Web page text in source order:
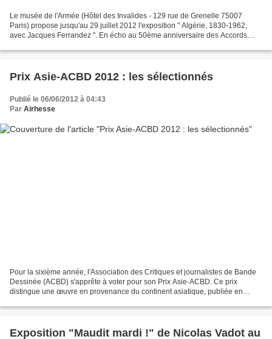
Le musée de l'Armée (Hôtel des Invalides - 129 rue de Grenelle 75007
Paris) propose jusqu'au 29 juillet 2012 l'exposition " Algérie, 1830-1962,
avec Jacques Ferrandez ". En écho au 50ème anniversaire des Accords
Prix Asie-ACBD 2012 : les sélectionnés
Publié le 06/06/2012 à 04:43
Par Airhesse
Pour la sixième année, l'Association des Critiques et journalistes de Bande
Dessinée (ACBD) s'apprête à voter pour son Prix Asie-ACBD. Ce prix
distingue une œuvre en provenance du continent asiatique, publiée en
Exposition "Maudit mardi !" de Nicolas Vadot au